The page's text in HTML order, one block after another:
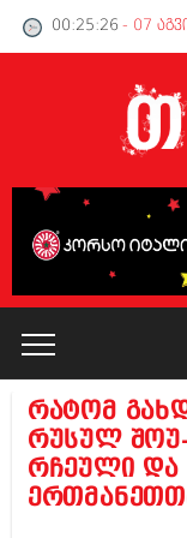
00:25:27 - 07
კატალოგი
პოლიტიკა
რატომ
რუსულ შოუ-
რჩეული და